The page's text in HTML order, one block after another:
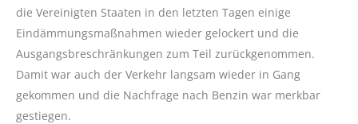
die Vereinigten Staaten in den letzten Tagen einige
Eindämmungsmaßnahmen wieder gelockert und die
Ausgangsbreschränkungen zum Teil zurückgenommen.
Damit war auch der Verkehr langsam wieder in Gang
gekommen und die Nachfrage nach Benzin war merkbar
gestiegen.